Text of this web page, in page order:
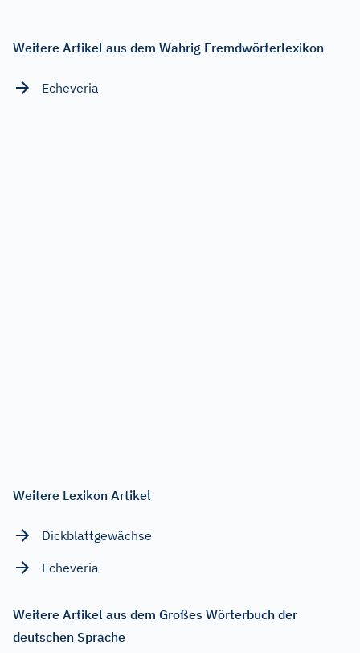
Weitere Artikel aus dem Wahrig Fremdwörterlexikon
Echeveria
Weitere Lexikon Artikel
Dickblattgewächse
Echeveria
Weitere Artikel aus dem Großes Wörterbuch der
deutschen Sprache